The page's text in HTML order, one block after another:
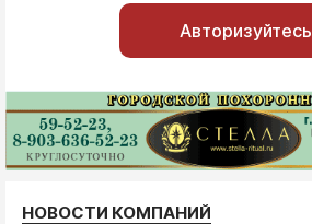
Авторизуйтесь
НОВОСТИ КОМПАНИЙ